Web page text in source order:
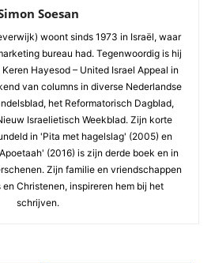
Soesan
woont sinds 1973 in Israël, waar
bureau had. Tegenwoordig is hij
Hayesod – United Israel Appeal in
van columns in diverse Nederlandse
het Reformatorisch Dagblad,
Israelietisch Weekblad. Zijn korte
in 'Pita met hagelslag' (2005) en
(2016) is zijn derde boek en in
Zijn familie en vriendschappen
Christenen, inspireren hem bij het
schrijven.